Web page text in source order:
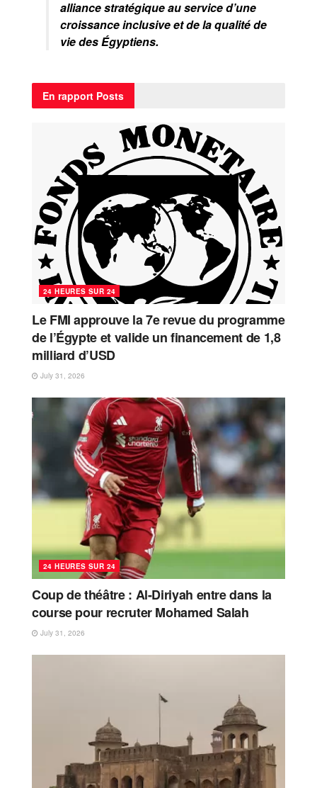
alliance stratégique au service d’une
croissance inclusive et de la qualité de
vie des Égyptiens.
En rapport Posts
24 HEURES SUR 24
Le FMI approuve la 7e revue du programme
de l’Égypte et valide un financement de 1,8
milliard d’USD
July 31, 2026
24 HEURES SUR 24
Coup de théâtre : Al-Diriyah entre dans la
course pour recruter Mohamed Salah
July 31, 2026